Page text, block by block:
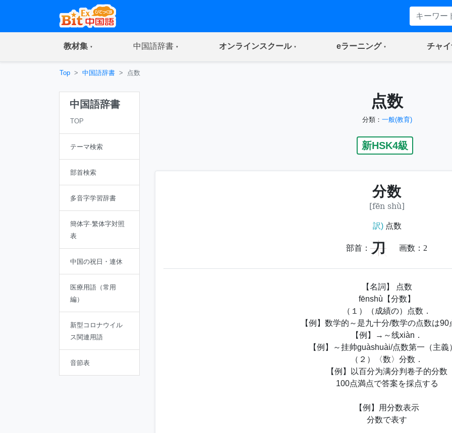
教材集(current) 中国語辞書(current) オンラインスクール(current) eラーニング(current) チャ
Top 中国語辞書 点数
中国語辞書
TOP
テーマ検索
部首検索
多音字学習辞書
簡体字·繁体字対照
表
中国の祝日・連休
医療用語（常用
編）
新型コロナウイル
ス関連用語
音節表
点数
分類： 一般(教育)
新HSK4級
分数
[fēn shù]
訳)点数
部首： 刀 画数： 2
【名詞】 点数
fēnshù【分数】
（１）（成績の）点数．
【例】数学的～是九十分/数学の点数は90
【例】→～线xiàn．
【例】～挂帅guàshuài/点数第一（主義
（２）〈数〉分数．
【例】以百分为满分判卷子的分数
100点満点で答案を採点する
【例】用分数表示
分数で表す